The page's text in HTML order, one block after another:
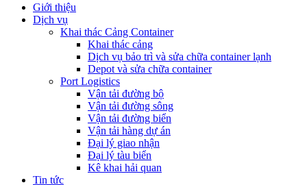
Giới thiệu
Dịch vụ
Khai thác Cảng Container
Khai thác cảng
Dịch vụ bảo trì và sửa chữa container lạnh
Depot và sửa chữa container
Port Logistics
Vận tải đường bộ
Vận tải đường sông
Vận tải đường biển
Vận tải hàng dự án
Đại lý giao nhận
Đại lý tàu biển
Kê khai hải quan
Tin tức